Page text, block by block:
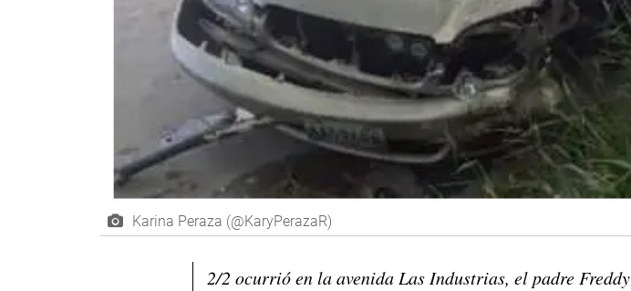
Karina Peraza (@KaryPerazaR)
2/2 ocurrió en la avenida Las Industrias, el padre Freddy